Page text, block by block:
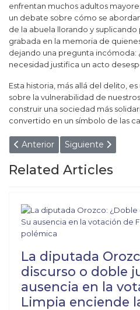
enfrentan muchos adultos
un debate sobre cómo se
de la abuela llorando y
grabada en la memoria de
dejando una pregunta incómoda:
necesidad justifica un acto
Esta historia, más allá del delito,
sobre la vulnerabilidad de
construir una sociedad más
convertido en un símbolo de las
Artículo anterior: La hinchada
Anterior Artículo
Siguiente
Related Articles
La diputada
discurso o doble
ausencia en la
Limpia enciende